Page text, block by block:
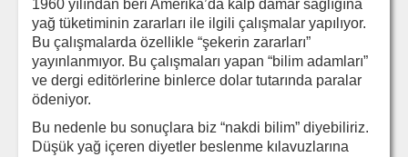
1960 yılından beri Amerika’da kalp damar sağlığına
yağ tüketiminin zararları ile ilgili çalışmalar yapılıyor.
Bu çalışmalarda özellikle “şekerin zararları”
yayınlanmıyor. Bu çalışmaları yapan “bilim adamları”
ve dergi editörlerine binlerce dolar tutarında paralar
ödeniyor.
Bu nedenle bu sonuçlara biz “nakdi bilim” diyebiliriz.
Düşük yağ içeren diyetler beslenme kılavuzlarına